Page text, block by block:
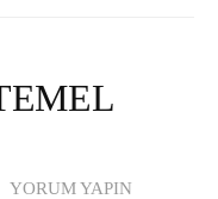
YORUM YAPIN